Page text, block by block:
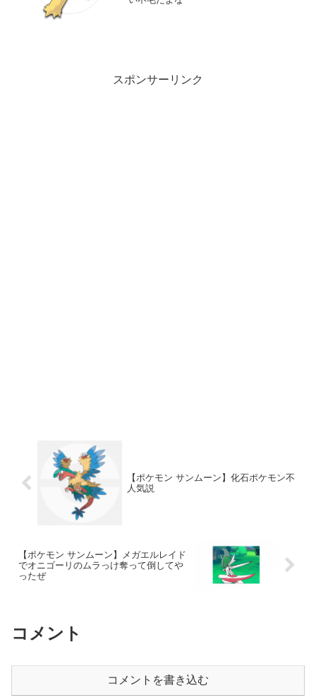
スポンサーリンク
【ポケモン サンムーン】化石ポケモン不
人気説
【ポケモン サンムーン】メガエルレイド
でオニゴーリのムラっけ奪って倒してや
ったぜ
コメント
コメントを書き込む